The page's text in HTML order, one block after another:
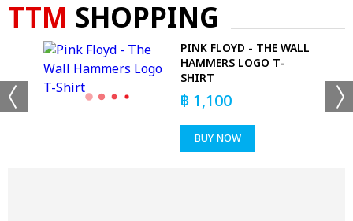
TTM SHOPPING
PINK FLOYD - THE WALL
HAMMERS LOGO T-
SHIRT
฿ 1,100
BUY NOW